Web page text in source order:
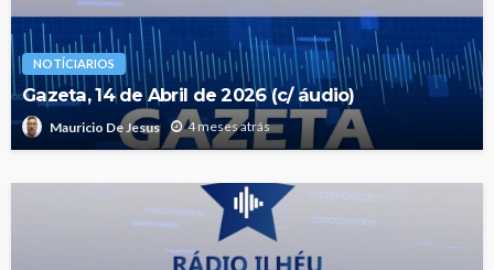
NOTÍCIARIOS
Gazeta, 14 de Abril de 2026 (c/ áudio)
Mauricio De Jesus 4 meses atrás